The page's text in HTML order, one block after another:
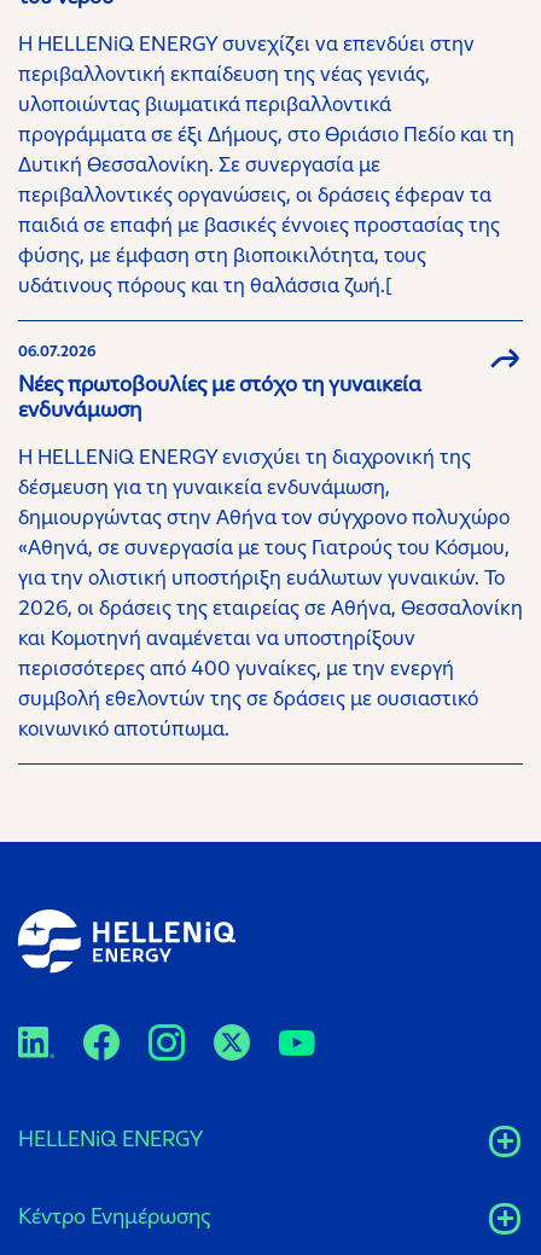
Η HELLENiQ ENERGY συνεχίζει να επενδύει στην
περιβαλλοντική εκπαίδευση της νέας γενιάς,
υλοποιώντας βιωματικά περιβαλλοντικά
προγράμματα σε έξι Δήμους, στο Θριάσιο Πεδίο και τη
Δυτική Θεσσαλονίκη. Σε συνεργασία με
περιβαλλοντικές οργανώσεις, οι δράσεις έφεραν τα
παιδιά σε επαφή με βασικές έννοιες προστασίας της
φύσης, με έμφαση στη βιοποικιλότητα, τους
υδάτινους πόρους και τη θαλάσσια ζωή.[
06.07.2026
Νέες πρωτοβουλίες με στόχο τη γυναικεία
ενδυνάμωση
H HELLENiQ ENERGY ενισχύει τη διαχρονική της
δέσμευση για τη γυναικεία ενδυνάμωση,
δημιουργώντας στην Αθήνα τον σύγχρονο πολυχώρο
«Αθηνά, σε συνεργασία με τους Γιατρούς του Κόσμου,
για την ολιστική υποστήριξη ευάλωτων γυναικών. Το
2026, οι δράσεις της εταιρείας σε Αθήνα, Θεσσαλονίκη
και Κομοτηνή αναμένεται να υποστηρίξουν
περισσότερες από 400 γυναίκες, με την ενεργή
συμβολή εθελοντών της σε δράσεις με ουσιαστικό
κοινωνικό αποτύπωμα.
HELLENiQ ENERGY
Κέντρο Ενημέρωσης